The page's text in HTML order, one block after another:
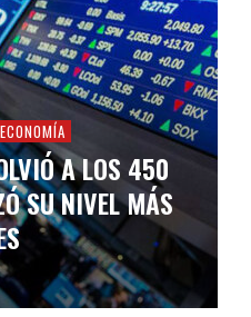
ECONOMÍA
A LOS 450
SU NIVEL MÁS